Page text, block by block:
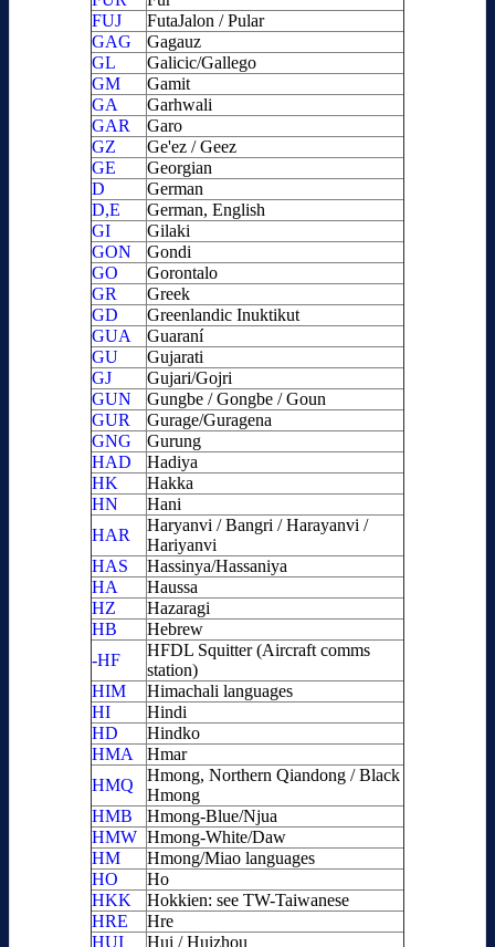
FUJ
FutaJalon / Pular
GAG
Gagauz
GL
Galicic/Gallego
GM
Gamit
GA
Garhwali
GAR
Garo
GZ
Ge'ez / Geez
GE
Georgian
D
German
D,E
German, English
GI
Gilaki
GON
Gondi
GO
Gorontalo
GR
Greek
GD
Greenlandic Inuktikut
GUA
Guaraní
GU
Gujarati
GJ
Gujari/Gojri
GUN
Gungbe / Gongbe / Goun
GUR
Gurage/Guragena
GNG
Gurung
HAD
Hadiya
HK
Hakka
HN
Hani
HAR
Haryanvi / Bangri / Harayanvi /
Hariyanvi
HAS
Hassinya/Hassaniya
HA
Haussa
HZ
Hazaragi
HB
Hebrew
-HF
HFDL Squitter (Aircraft comms
station)
HIM
Himachali languages
HI
Hindi
HD
Hindko
HMA
Hmar
HMQ
Hmong, Northern Qiandong / Black
Hmong
HMB
Hmong-Blue/Njua
HMW Hmong-White/Daw
HM
Hmong/Miao languages
HO
Ho
HKK
Hokkien: see TW-Taiwanese
HRE
Hre
HUI
Hui / Huizhou